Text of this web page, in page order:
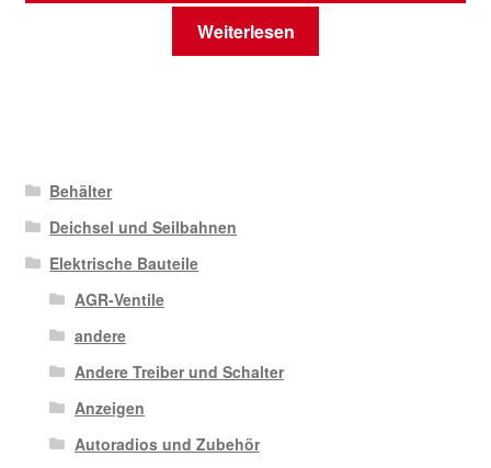
Weiterlesen
Behälter
Deichsel und Seilbahnen
Elektrische Bauteile
AGR-Ventile
andere
Andere Treiber und Schalter
Anzeigen
Autoradios und Zubehör